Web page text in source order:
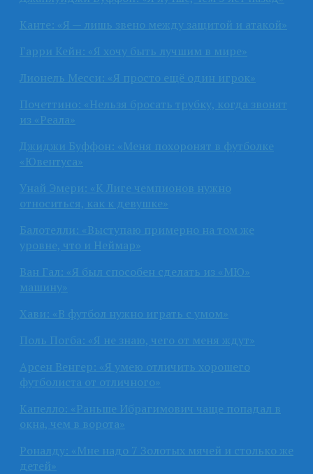
Канте: «Я — лишь звено между защитой и атакой»
Гарри Кейн: «Я хочу быть лучшим в мире»
Лионель Месси: «Я просто ещё один игрок»
Почеттино: «Нельзя бросать трубку, когда звонят
из «Реала»
Джиджи Буффон: «Меня похоронят в футболке
«Ювентуса»
Унай Эмери: «К Лиге чемпионов нужно
относиться, как к девушке»
Балотелли: «Выступаю примерно на том же
уровне, что и Неймар»
Ван Гал: «Я был способен сделать из «МЮ»
машину»
Хави: «В футбол нужно играть с умом»
Поль Погба: «Я не знаю, чего от меня ждут»
Арсен Венгер: «Я умею отличить хорошего
футболиста от отличного»
Капелло: «Раньше Ибрагимович чаще попадал в
окна, чем в ворота»
Роналду: «Мне надо 7 Золотых мячей и столько же
детей»